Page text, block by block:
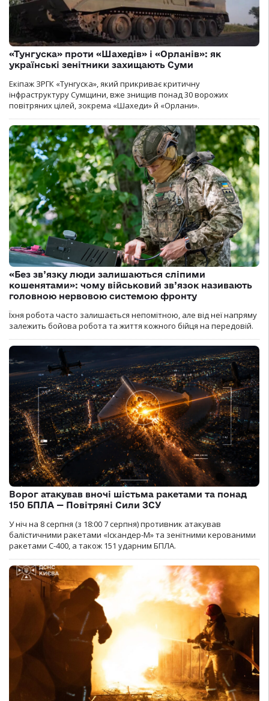
«Тунгуска» проти «Шахедів» і «Орланів»: як
українські зенітники захищають Суми
Екіпаж ЗРГК «Тунгуска», який прикриває критичну
інфраструктуру Сумщини, вже знищив понад 30 ворожих
повітряних цілей, зокрема «Шахеди» й «Орлани».
«Без зв’язку люди залишаються сліпими
кошенятами»: чому військовий зв’язок називають
головною нервовою системою фронту
Їхня робота часто залишається непомітною, але від неї напряму
залежить бойова робота та життя кожного бійця на передовій.
Ворог атакував вночі шістьма ракетами та понад
150 БПЛА — Повітряні Сили ЗСУ
У ніч на 8 серпня (з 18:00 7 серпня) противник атакував
балістичними ракетами «Іскандер-М» та зенітними керованими
ракетами С-400, а також 151 ударним БПЛА.